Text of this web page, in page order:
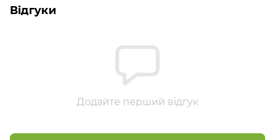
Відгуки
Додайте перший відгук